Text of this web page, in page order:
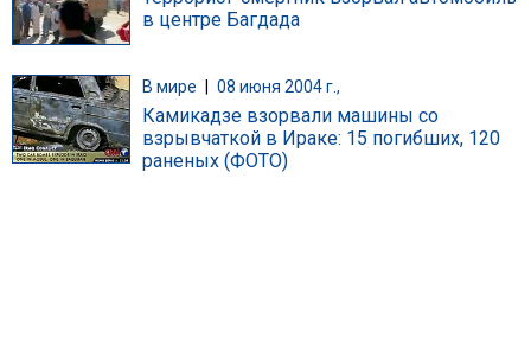
в центре Багдада
В мире 08 июня 2004 г.,
Камикадзе взорвали машины со
взрывчаткой в Ираке: 15 погибших, 120
раненых (ФОТО)